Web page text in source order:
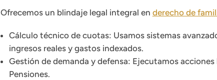
Ofrecemos un blindaje legal integral en derecho de
Cálculo técnico de cuotas: Usamos sistemas
ingresos reales y gastos indexados.
Gestión de demanda y defensa: Ejecutamos
Pensiones.